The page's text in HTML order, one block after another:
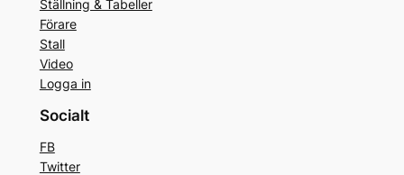
Ställning & Tabeller
Förare
Stall
Video
Logga in
Socialt
FB
Twitter